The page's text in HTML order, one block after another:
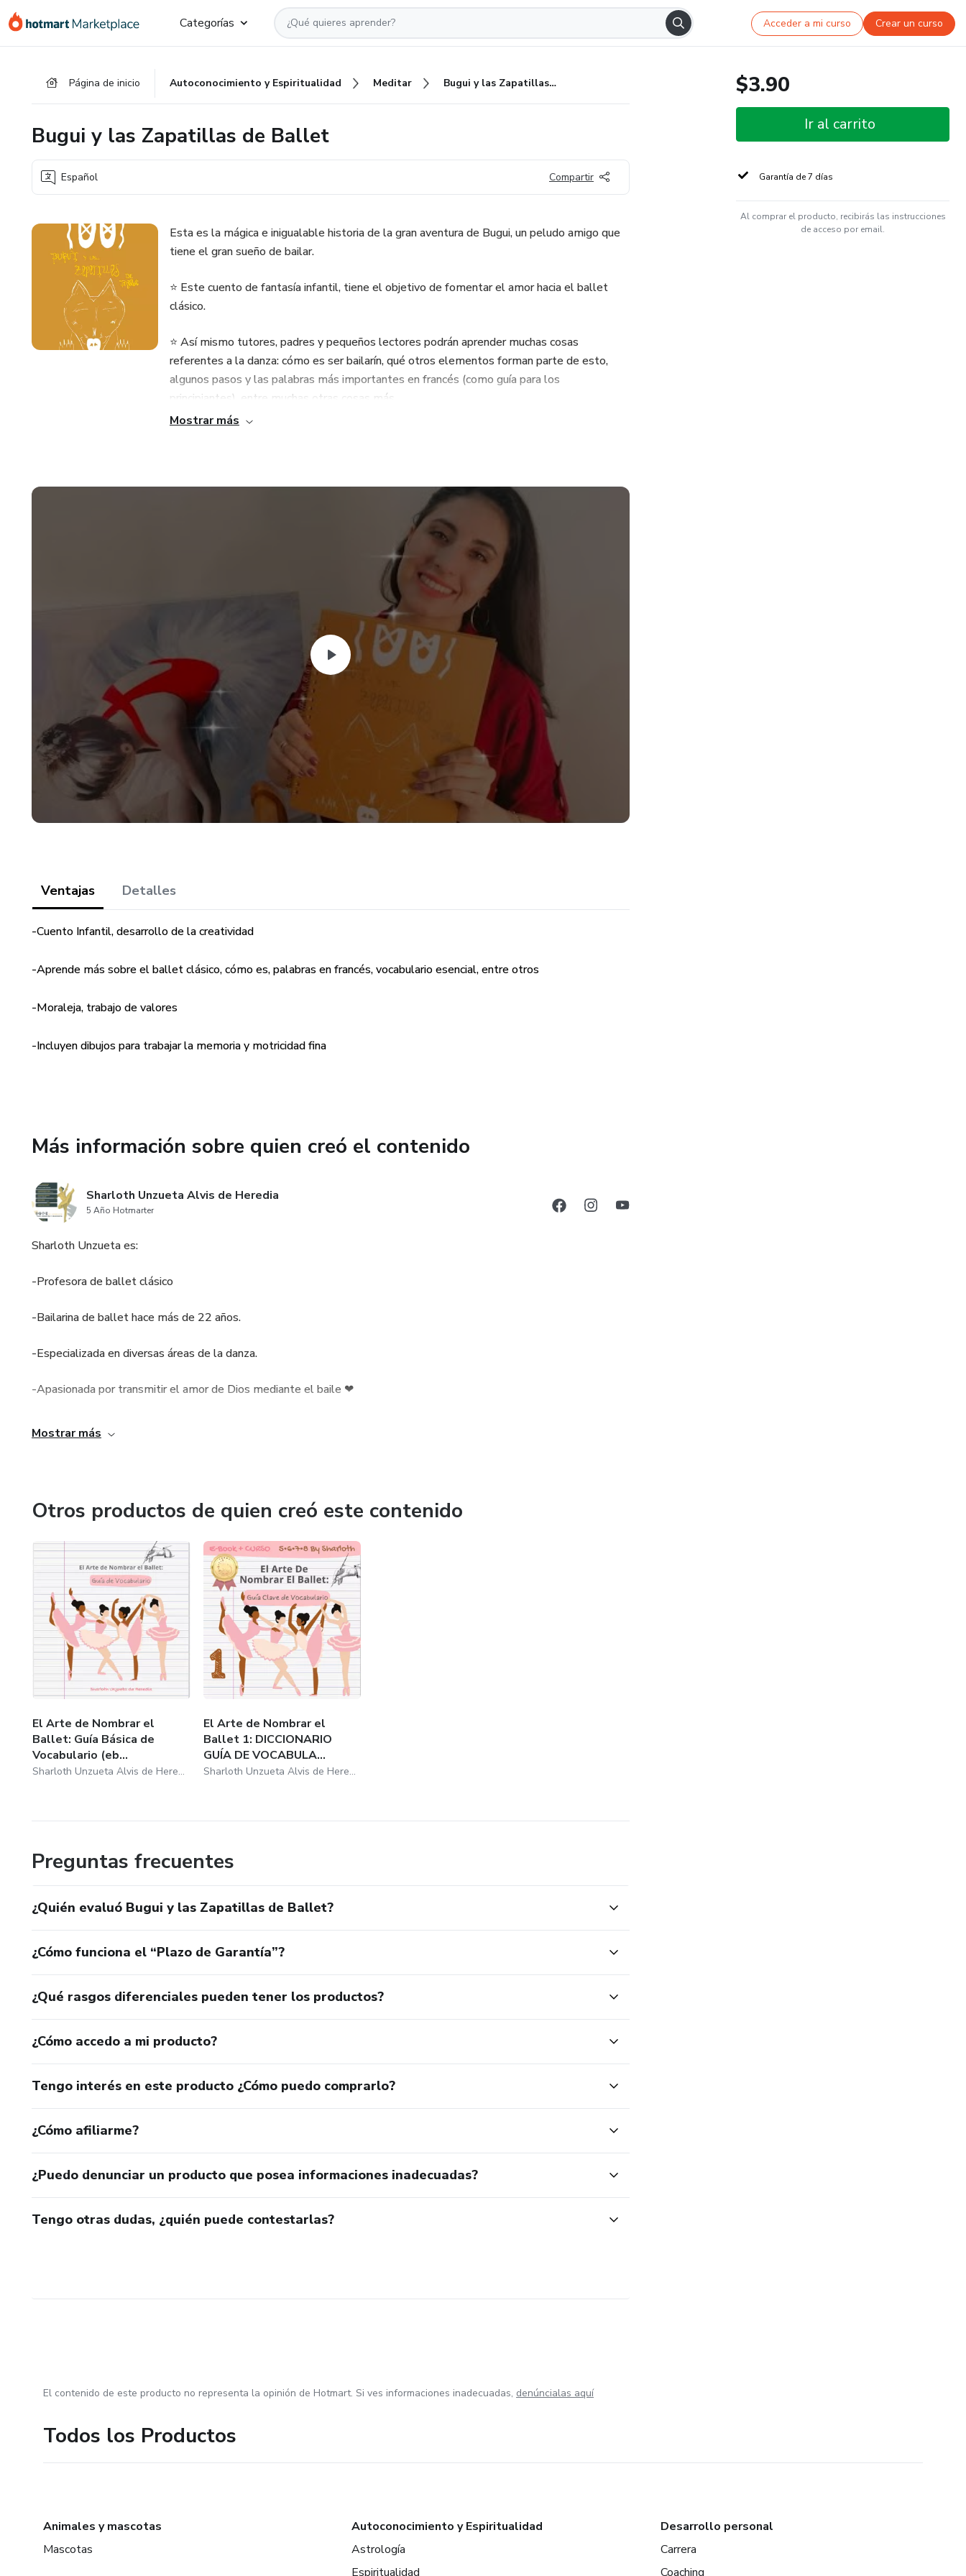
Categorías Acceder a mi curso Crear un curso
Página de inicio Autoconocimiento y Espiritualidad Meditar Bugui y las Zapatillas de Ballet
Bugui y las Zapatillas de Ballet
Español Compartir
Esta es la mágica e inigualable historia de la gran aventura de Bugui, un peludo amigo que
tiene el gran sueño de bailar.
⭐ Este cuento de fantasía infantil, tiene el objetivo de fomentar el amor hacia el ballet
clásico.
⭐ Así mismo tutores, padres y pequeños lectores podrán aprender muchas cosas
referentes a la danza: cómo es ser bailarín, qué otros elementos forman parte de esto,
algunos pasos y las palabras más importantes en francés (como guía para los
principiantes), entre muchas otras cosas más.
¡Descubre cuál y cómo se da esta inigualable aventura junto a Bugui, sueña, lee y nunca
Mostrar más
Ventajas Detalles
-Cuento Infantil, desarrollo de la creatividad
-Aprende más sobre el ballet clásico, cómo es, palabras en francés, vocabulario esencial, entre otros
-Moraleja, trabajo de valores
-Incluyen dibujos para trabajar la memoria y motricidad fina
Más información sobre quien creó el contenido
Sharloth Unzueta Alvis de Heredia
5 Año Hotmarter
Sharloth Unzueta es:
-Profesora de ballet clásico
-Bailarina de ballet hace más de 22 años.
-Especializada en diversas áreas de la danza.
-Apasionada por transmitir el amor de Dios mediante el baile ❤
Esta escritora promueve contenidos referente al mundo de la danza. Sus libros y ofertas transmiten contenido llenos
Canto, Alabanza, Ingeniería Comercial, y Marketing Digital
Mostrar más
Otros productos de quien creó este contenido
El Arte de Nombrar el
Ballet: Guía Básica de
Vocabulario (eb...
Sharloth Unzueta Alvis de Heredia
El Arte de Nombrar el
Ballet 1: DICCIONARIO
GUÍA DE VOCABULA...
Sharloth Unzueta Alvis de Heredia
Preguntas frecuentes
¿Quién evaluó Bugui y las Zapatillas de Ballet?
¿Cómo funciona el “Plazo de Garantía”?
¿Qué rasgos diferenciales pueden tener los productos?
¿Cómo accedo a mi producto?
Tengo interés en este producto ¿Cómo puedo comprarlo?
¿Cómo afiliarme?
¿Puedo denunciar un producto que posea informaciones inadecuadas?
Tengo otras dudas, ¿quién puede contestarlas?
$3.90
Ir al carrito
Garantía de 7 días
Al comprar el producto, recibirás las instrucciones
de acceso por email.
El contenido de este producto no representa la opinión de Hotmart. Si ves informaciones inadecuadas, denúncialas aquí
Todos los Productos
Animales y mascotas
Mascotas
Autoconocimiento y Espiritualidad
Astrología
Espiritualidad
Desarrollo personal
Carrera
Coaching